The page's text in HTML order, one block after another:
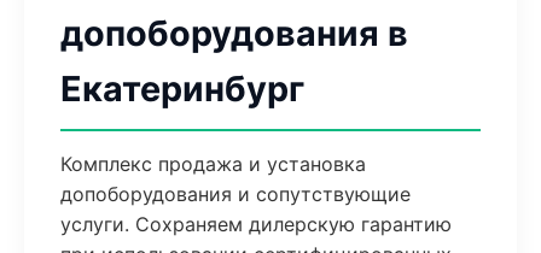
допоборудования в
Екатеринбург
Комплекс продажа и установка
допоборудования и сопутствующие
услуги. Сохраняем дилерскую гарантию